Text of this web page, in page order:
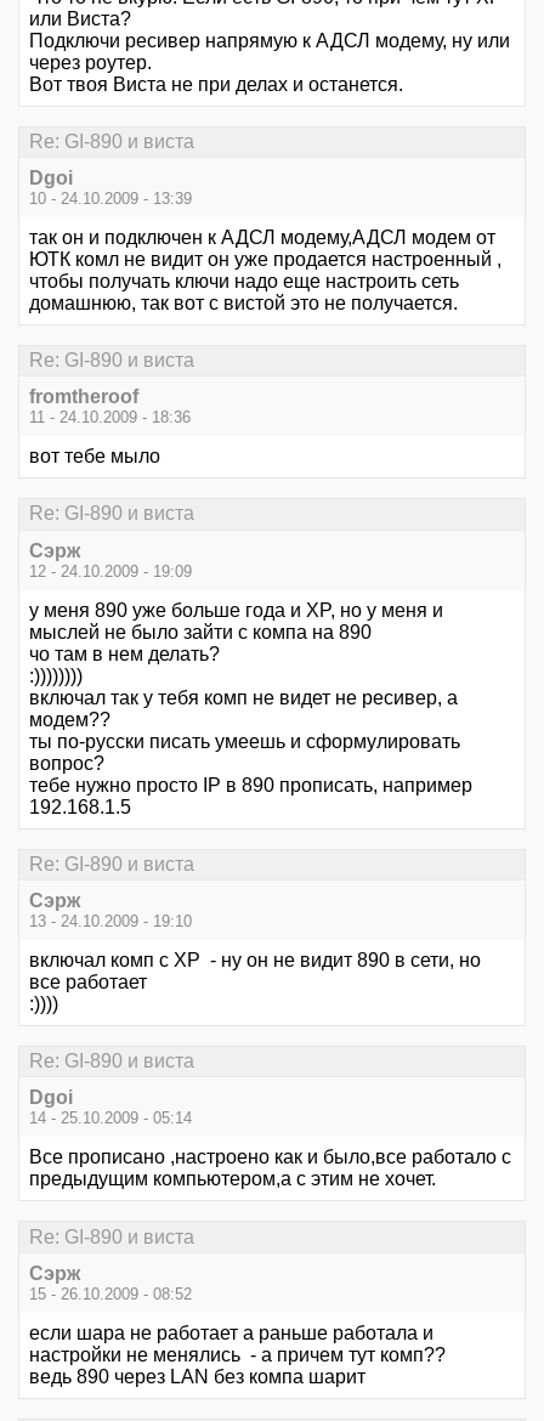
или Виста?
Подключи ресивер напрямую к АДСЛ модему, ну или
через роутер.
Вот твоя Виста не при делах и останется.
Re: GI-890 и виста
Dgoi
10 - 24.10.2009 - 13:39
так он и подключен к АДСЛ модему,АДСЛ модем от
ЮТК комл не видит он уже продается настроенный ,
чтобы получать ключи надо еще настроить сеть
домашнюю, так вот с вистой это не получается.
Re: GI-890 и виста
fromtheroof
11 - 24.10.2009 - 18:36
вот тебе мыло
Re: GI-890 и виста
Сэрж
12 - 24.10.2009 - 19:09
у меня 890 уже больше года и XP, но у меня и
мыслей не было зайти с компа на 890
чо там в нем делать?
:))))))))
включал так у тебя комп не видет не ресивер, а
модем??
ты по-русски писать умеешь и сформулировать
вопрос?
тебе нужно просто IP в 890 прописать, например
192.168.1.5
Re: GI-890 и виста
Сэрж
13 - 24.10.2009 - 19:10
включал комп с XP - ну он не видит 890 в сети, но
все работает
:))))
Re: GI-890 и виста
Dgoi
14 - 25.10.2009 - 05:14
Все прописано ,настроено как и было,все работало с
предыдущим компьютером,а с этим не хочет.
Re: GI-890 и виста
Сэрж
15 - 26.10.2009 - 08:52
если шара не работает а раньше работала и
настройки не менялись - а причем тут комп??
ведь 890 через LAN без компа шарит